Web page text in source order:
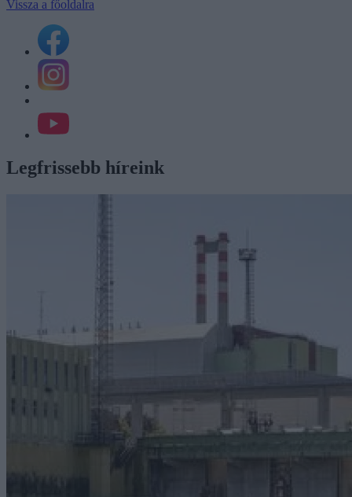
Vissza a főoldalra
Legfrissebb híreink